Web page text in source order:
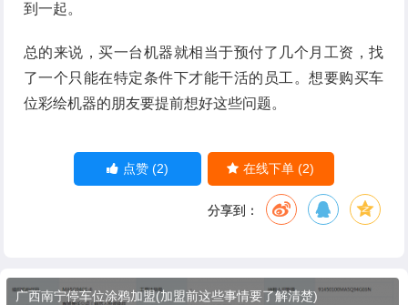
到一起。
总的来说，买一台机器就相当于预付了几个月工资，找
了一个只能在特定条件下才能干活的员工。想要购买车
位彩绘机器的朋友要提前想好这些问题。
点赞(2) 在线下单 (2)
分享到：
广西南宁停车位涂鸦加盟(加盟前这些事情要了解清楚)